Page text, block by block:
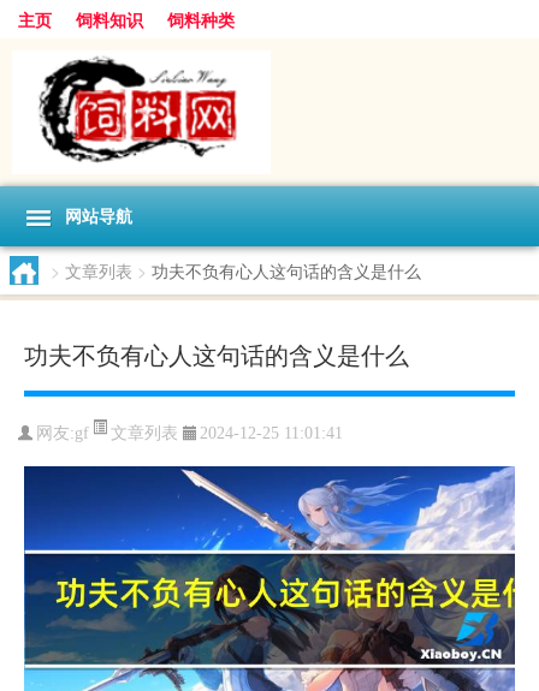
主页 饲料知识 饲料种类
网站导航
> 文章列表 > 功夫不负有心人这句话的含义是什么
功夫不负有心人这句话的含义是什么
网友:gf 文章列表 2024-12-25 11:01:41